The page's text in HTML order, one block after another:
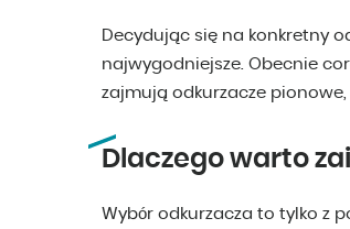
Decydując się na konkretny
najwygodniejsze. Obecnie
zajmują odkurzacze pionowe,
Dlaczego warto
Wybór odkurzacza to tylko z